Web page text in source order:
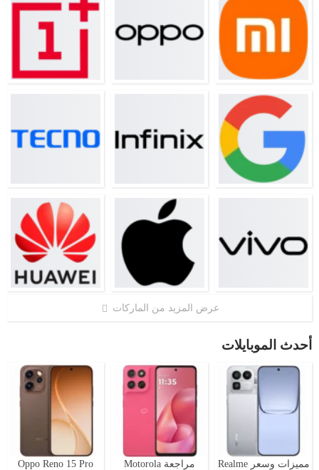
عرض المزيد من الماركات
أحدث الموبايلات
مميزات وسعر Realme
مراجعة Motorola
Oppo Reno 15 Pro